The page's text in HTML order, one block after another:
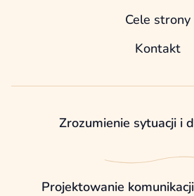
Cele strony
Kontakt
Zrozumienie sytuacji i
Projektowanie